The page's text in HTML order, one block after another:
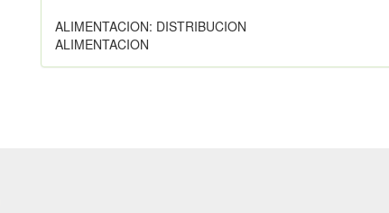
ALIMENTACION: DISTRIBUCION
ALIMENTACION